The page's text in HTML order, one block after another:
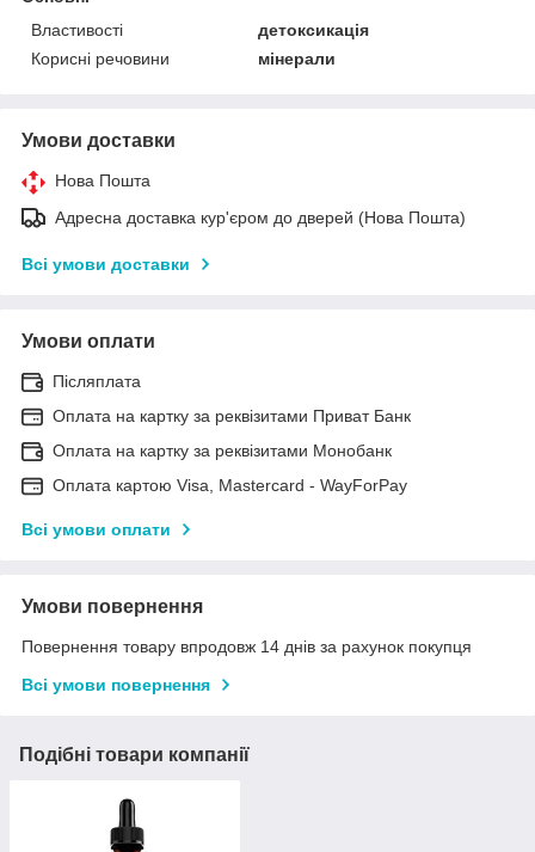
Властивості
детоксикація
Корисні речовини
мінерали
Умови доставки
Нова Пошта
Адресна доставка кур'єром до дверей (Нова Пошта)
Всі умови доставки
Умови оплати
Післяплата
Оплата на картку за реквізитами Приват Банк
Оплата на картку за реквізитами Монобанк
Оплата картою Visa, Mastercard - WayForPay
Всі умови оплати
Умови повернення
Повернення товару впродовж 14 днів за рахунок покупця
Всі умови повернення
Подібні товари компанії